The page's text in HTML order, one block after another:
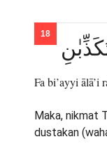
Fa bi’ayyi ālā’i
Maka, nikmat
dustakan